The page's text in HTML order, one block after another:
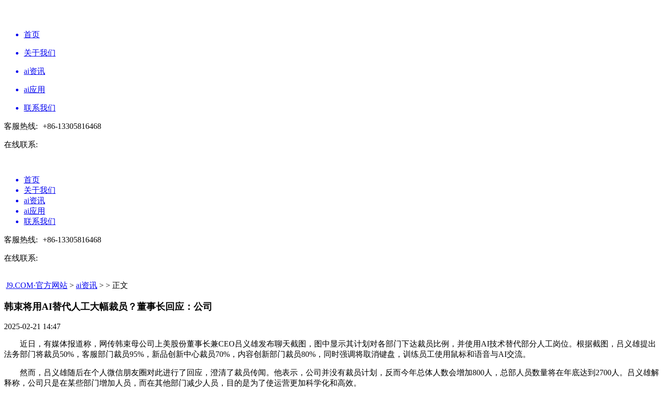
首页
关于我们
ai资讯
ai应用
联系我们
客服热线: +86-13305816468
在线联系:
首页
关于我们
ai资讯
ai应用
联系我们
客服热线: +86-13305816468
在线联系:
J9.COM·官方网站 > ai资讯 > > 正文
韩束将用AI替代人工大幅裁员？董事长回应：公司​
2025-02-21 14:47
近日，有媒体报道称，网传韩束母公司上美股份董事长兼CEO吕义雄发布聊天截图，图中显示其计划对各部门下达裁员比例，并使用AI技术替代部分人工岗位。根据截图，吕义雄提出
法务部门将裁员50%，客服部门裁员95%，新品创新中心裁员70%，内容创新部门裁员80%，同时强调将取消键盘，训练员工使用鼠标和语音与AI交流。
然而，吕义雄随后在个人微信朋友圈对此进行了回应，澄清了裁员传闻。他表示，公司并没有裁员计划，反而今年总体人数会增加800人，总部人员数量将在年底达到2700人。吕义雄解
释称，公司只是在某些部门增加人员，而在其他部门减少人员，目的是为了使运营更加科学化和高效。